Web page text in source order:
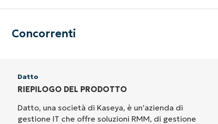
Concorrenti
Datto
RIEPILOGO DEL PRODOTTO
Datto, una società di Kaseya, è un’azienda di
gestione IT che offre soluzioni RMM, di gestione